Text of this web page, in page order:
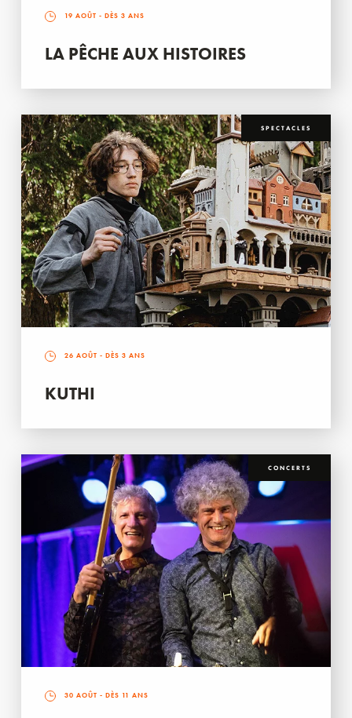
19 AOÛT - DÈS 3 ANS
LA PÊCHE AUX HISTOIRES
SPECTACLES
26 AOÛT - DÈS 3 ANS
KUTHI
CONCERTS
30 AOÛT - DÈS 11 ANS